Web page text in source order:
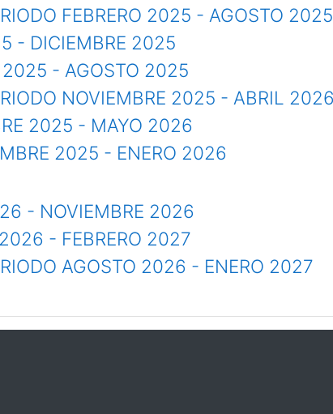
FEBRERO 2025 - AGOSTO 2025
- DICIEMBRE 2025
2025 - AGOSTO 2025
NOVIEMBRE 2025 - ABRIL
2025 - MAYO 2026
2025 - ENERO 2026
- NOVIEMBRE 2026
- FEBRERO 2027
AGOSTO 2026 - ENERO 2027